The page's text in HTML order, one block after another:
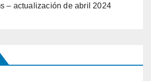
– actualización de abril 2024